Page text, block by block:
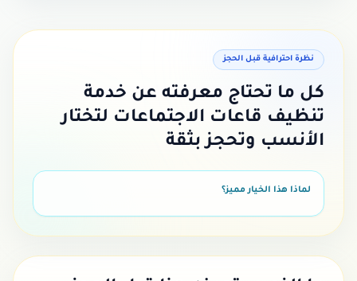
نظرة احترافية قبل الحجز
كل ما تحتاج معرفته عن خدمة
تنظيف قاعات الاجتماعات لتختار
الأنسب وتحجز بثقة
لماذا هذا الخيار مميز؟